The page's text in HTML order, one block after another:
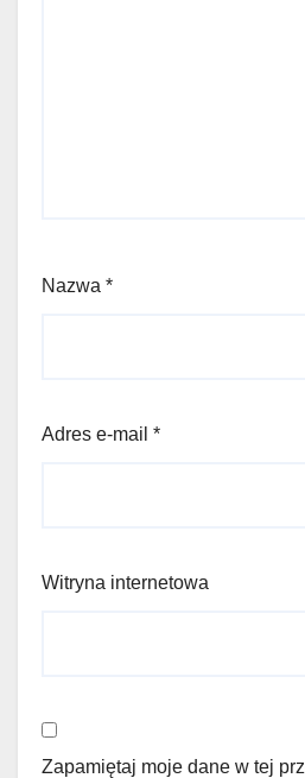
Nazwa *
Adres e-mail *
Witryna internetowa
Zapamiętaj moje dane w tej